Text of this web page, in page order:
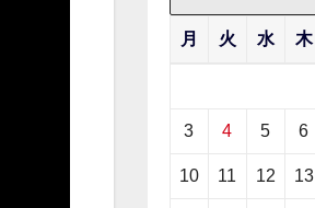
月 火 水 木
3 4 5 6
10 11 12 13